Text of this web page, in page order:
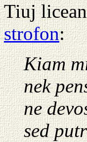
Tiuj
strofon:
Kiam
nek
ne
sed